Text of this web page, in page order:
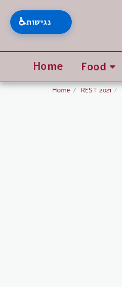
Home Food
Home REST 2021
♿נגישות